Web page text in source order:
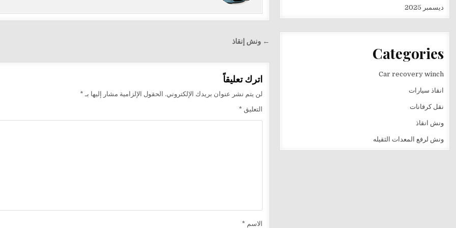
تصفّح
← ونش إنقاذ
اترك تعليقاً
لن يتم نشر عنوان بريدك الإلكتروني. الحقول الإلزامية مشار إليها بـ *
التعليق *
الاسم *
ديسمبر 2025
Categories
Car recovery winch
انقاذ سيارات
نقل كرفانات
ونش انقاذ
ونش لرفع المعدات الثقيله